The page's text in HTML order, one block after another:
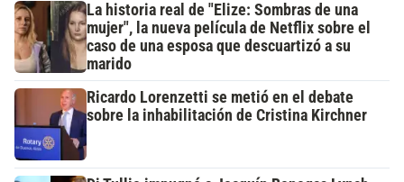
La historia real de "Elize: Sombras de una
mujer", la nueva película de Netflix sobre el
caso de una esposa que descuartizó a su
marido
Ricardo Lorenzetti se metió en el debate
sobre la inhabilitación de Cristina Kirchner